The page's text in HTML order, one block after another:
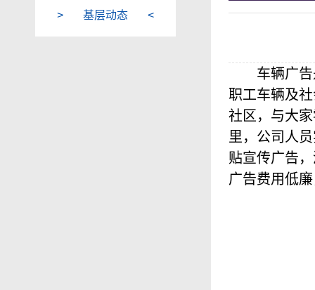
基层动态
车辆广
职工车辆及
社区，与大
里，公司人
贴宣传广告
广告费用低